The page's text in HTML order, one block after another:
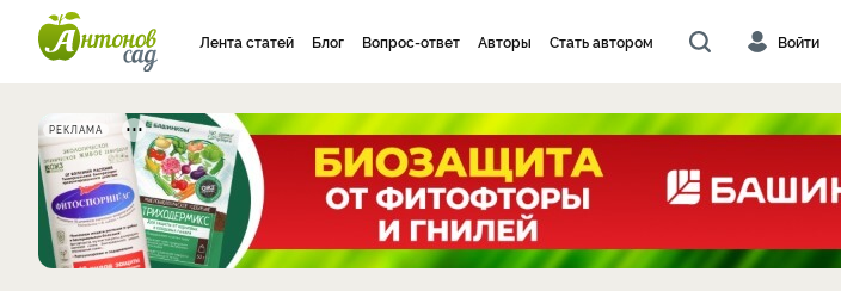
Лента статей Блог Вопрос-ответ Авторы Стать автором Войти
РЕКЛАМА